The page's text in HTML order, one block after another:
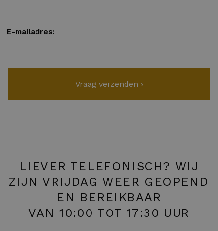
E-mailadres:
LIEVER TELEFONISCH? WIJ
ZIJN VRIJDAG WEER GEOPEND
EN BEREIKBAAR
VAN 10:00 TOT 17:30 UUR